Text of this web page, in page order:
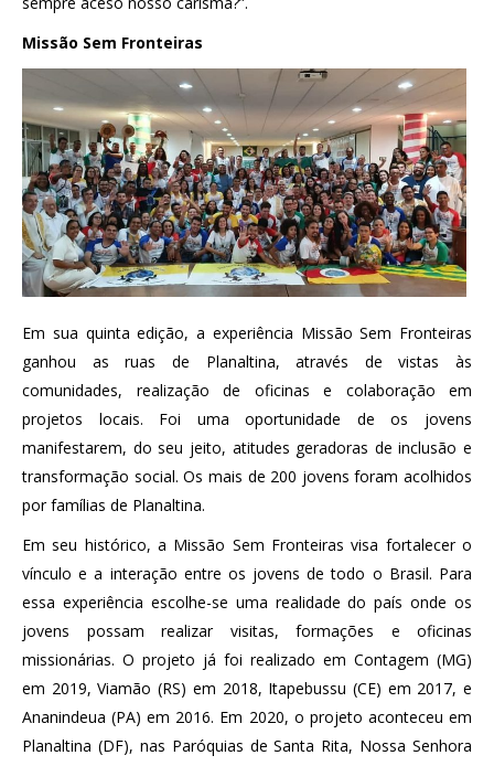
Missão Sem Fronteiras
Em sua quinta edição, a experiência Missão Sem Fronteiras
ganhou as ruas de Planaltina, através de vistas às
comunidades, realização de oficinas e colaboração em
projetos locais. Foi uma oportunidade de os jovens
manifestarem, do seu jeito, atitudes geradoras de inclusão e
transformação social. Os mais de 200 jovens foram acolhidos
por famílias de Planaltina.
Em seu histórico, a Missão Sem Fronteiras visa fortalecer o
vínculo e a interação entre os jovens de todo o Brasil. Para
essa experiência escolhe-se uma realidade do país onde os
jovens possam realizar visitas, formações e oficinas
missionárias. O projeto já foi realizado em Contagem (MG)
em 2019, Viamão (RS) em 2018, Itapebussu (CE) em 2017, e
Ananindeua (PA) em 2016. Em 2020, o projeto aconteceu em
Planaltina (DF), nas Paróquias de Santa Rita, Nossa Senhora